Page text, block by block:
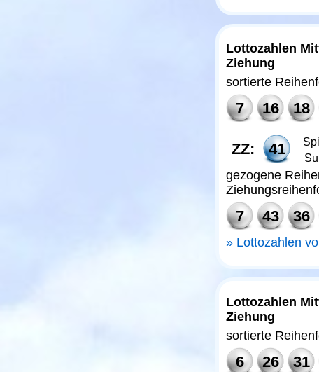
Lottozahlen
Ziehung
sortierte
7 16 18
ZZ: 41
gezogene
7 43 36
Lottozahlen
Lottozahlen
Ziehung
sortierte
6 26 31